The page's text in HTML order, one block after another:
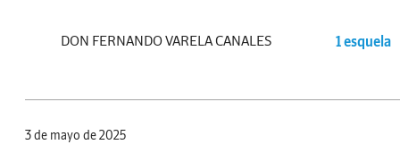
DON FERNANDO VARELA CANALES 1 esquela
3 de mayo de 2025